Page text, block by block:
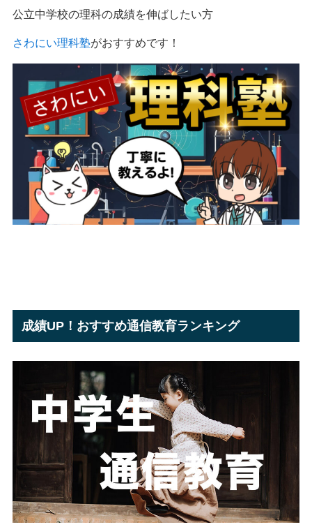
公立中学校の理科の成績を伸ばしたい方
さわにい理科塾がおすすめです！
成績UP！おすすめ通信教育ランキング